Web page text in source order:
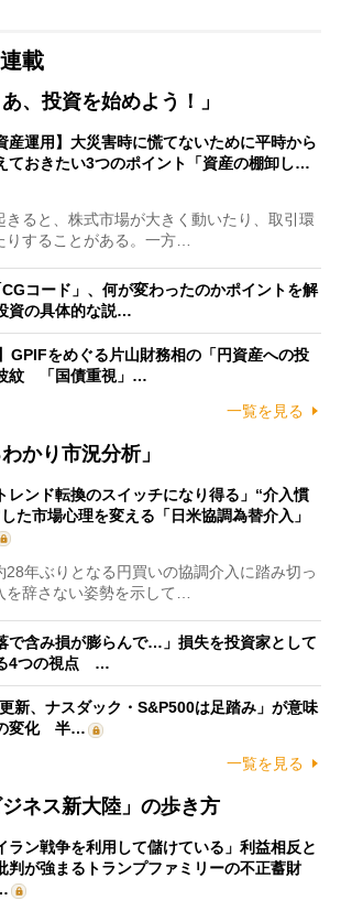
載
、投資を始めよう！」
産運用】大災害時に慌てないために平時から
ておきたい3つのポイント「資産の棚卸し…
ると、株式市場が大きく動いたり、取引環
することがある。一方…
コード」、何が変わったのかポイントを解
資の具体的な説…
GPIFをめぐる片山財務相の「円資産への投
紋 「国債重視」…
一覧を見る
かり市況分析」
レンド転換のスイッチになり得る」“介入慣
た市場心理を変える「日米協調為替介入」
年ぶりとなる円買いの協調介入に踏み切っ
を辞さない姿勢を示して…
で含み損が膨らんで…」損失を投資家として
4つの視点 …
更新、ナスダック・S&P500は足踏み」が意味
変化 半…
一覧を見る
ネス新大陸」の歩き方
ラン戦争を利用して儲けている」利益相反と
判が強まるトランプファミリーの不正蓄財